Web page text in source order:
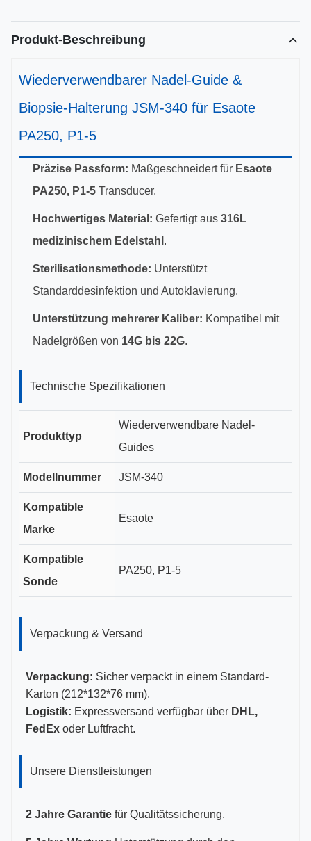
Produkt-Beschreibung
Wiederverwendbarer Nadel-Guide &
Biopsie-Halterung JSM-340 für Esaote
PA250, P1-5
Präzise Passform: Maßgeschneidert für Esaote
PA250, P1-5 Transducer.
Hochwertiges Material: Gefertigt aus 316L
medizinischem Edelstahl .
Sterilisationsmethode: Unterstützt
Standarddesinfektion und Autoklavierung.
Unterstützung mehrerer Kaliber: Kompatibel mit
Nadelgrößen von 14G bis 22G.
Technische Spezifikationen
Produkttyp
Wiederverwendbare Nadel-
Guides
Modellnummer JSM-340
Kompatible
Marke
Esaote
Kompatible
Sonde
PA250, P1-5
Führungsrohrs
Zertifizierungen CE, ISO 13485, FDA-zertifiziert
Verpackung & Versand
Verpackung: Sicher verpackt in einem Standard-
Karton (212*132*76 mm).
Logistik: Expressversand verfügbar über DHL,
FedEx oder Luftfracht.
Unsere Dienstleistungen
2 Jahre Garantie für Qualitätssicherung.